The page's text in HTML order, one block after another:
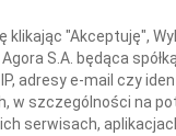
"Akceptuję",
S.A. będąca
adresy e-mail czy
w szczególności na
serwisach,